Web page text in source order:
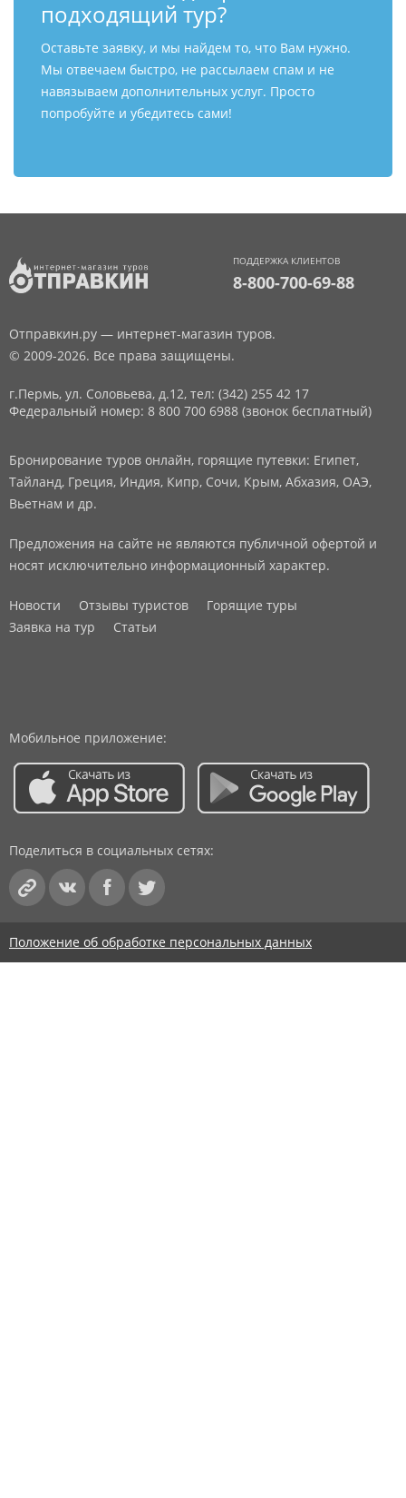
подходящий тур?
Оставьте заявку, и мы найдем то, что Вам нужно.
Мы отвечаем быстро, не рассылаем спам и не
навязываем дополнительных услуг. Просто
попробуйте и убедитесь сами!
ПОДДЕРЖКА КЛИЕНТОВ
8-800-700-69-88
Отправкин.ру — интернет-магазин туров.
© 2009-2026. Все права защищены.
г.Пермь, ул. Соловьева, д.12, тел: (342) 255 42 17
Федеральный номер: 8 800 700 6988 (звонок бесплатный)
Бронирование туров онлайн, горящие путевки: Египет,
Тайланд, Греция, Индия, Кипр, Сочи, Крым, Абхазия, ОАЭ,
Вьетнам и др.
Предложения на сайте не являются публичной офертой и
носят исключительно информационный характер.
Новости Отзывы туристов
Горящие туры
Заявка на тур
Статьи
Мобильное приложение:
Поделиться в социальных сетях:
Положение об обработке персональных данных